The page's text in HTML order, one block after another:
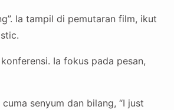
Ia tampil di pemutaran film, ikut
Ia fokus pada pesan,
senyum dan bilang, “I just